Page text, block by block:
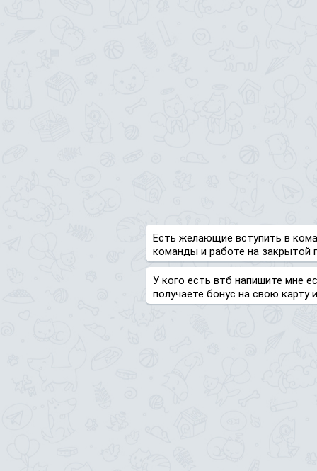
Есть желающие вступить в
команды и работе на закрытой
У кого есть втб напишите мне
получаете бонус на свою карту